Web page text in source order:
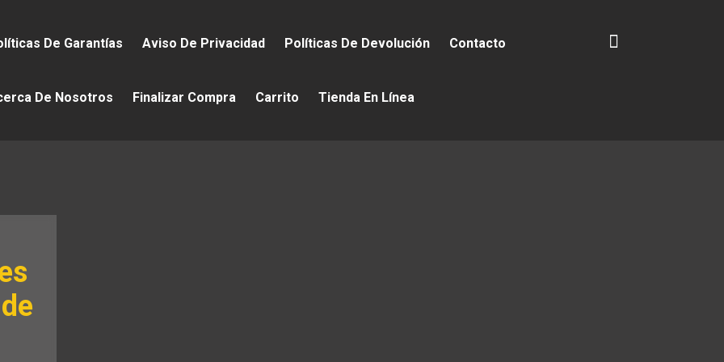
De Garantías Aviso De Privacidad Políticas De Devolución Contacto
De Nosotros Finalizar Compra Carrito Tienda En Línea